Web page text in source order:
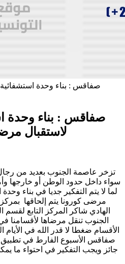
صفاقس : بناء وحدة
لاستقبال
تزخر عاصمة الجنوب بعديد من رجال
سواء داخل حدود الوطن أو خارجها
لما لا يتم التفكير جديا في بناء
مرضى كورونا يتم إلحاقها
الهادي شاكر المركز التابع
الجنوب تنقل مرضاها
الأقسام ضغطا لا قدر الله في الأيام
صفاقس الأسبوع الفارط في
جائز ويجب التفكير في احتواء ما